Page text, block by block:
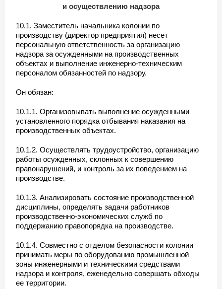
и осуществлению надзора
10.1. Заместитель начальника колонии по
производству (директор предприятия) несет
персональную ответственность за организацию
надзора за осужденными на производственных
объектах и выполнение инженерно-техническим
персоналом обязанностей по надзору.
Он обязан:
10.1.1. Организовывать выполнение осужденными
установленного порядка отбывания наказания на
производственных объектах.
10.1.2. Осуществлять трудоустройство, организацию
работы осужденных, склонных к совершению
правонарушений, и контроль за их поведением на
производстве.
10.1.3. Анализировать состояние производственной
дисциплины, определять задачи работников
производственно-экономических служб по
поддержанию правопорядка на производстве.
10.1.4. Совместно с отделом безопасности колонии
принимать меры по оборудованию промышленной
зоны инженерными и техническими средствами
надзора и контроля, еженедельно совершать обходы
ее территории.